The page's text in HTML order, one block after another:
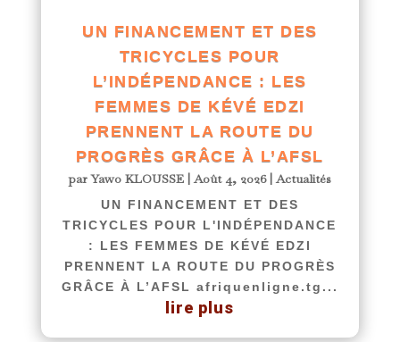
UN FINANCEMENT ET DES
TRICYCLES POUR
L’INDÉPENDANCE : LES
FEMMES DE KÉVÉ EDZI
PRENNENT LA ROUTE DU
PROGRÈS GRÂCE À L’AFSL
parYawo KLOUSSE |Août 4, 2026|Actualités
UN FINANCEMENT ET DES
TRICYCLES POUR L'INDÉPENDANCE
: LES FEMMES DE KÉVÉ EDZI
PRENNENT LA ROUTE DU PROGRÈS
GRÂCE À L’AFSL afriquenligne.tg...
lire plus